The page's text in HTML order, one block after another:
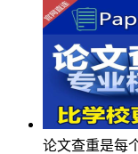
论文查重是每